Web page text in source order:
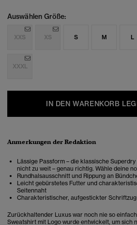
Auswählen Größe:
XXS XS S M L
XXXL
IN DEN WARENKORB
Anmerkungen der Redaktion
Lässige Passform – die klassische
nicht zu weit – genau richtig. Wähle deine
Rundhalsausschnitt und Rippung an
Leicht gebürstetes Futter und
Seitennaht
Charakteristischer, aufgestickter
Zurückhaltender Luxus war noch nie so
Sweatshirt mit Logo wurde entwickelt, um sich